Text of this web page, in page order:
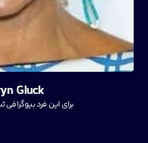
Gluck
برای این فرد